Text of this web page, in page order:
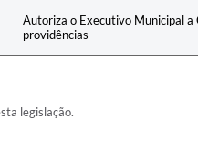
Autoriza o Executivo Municipal
providências
legislação.